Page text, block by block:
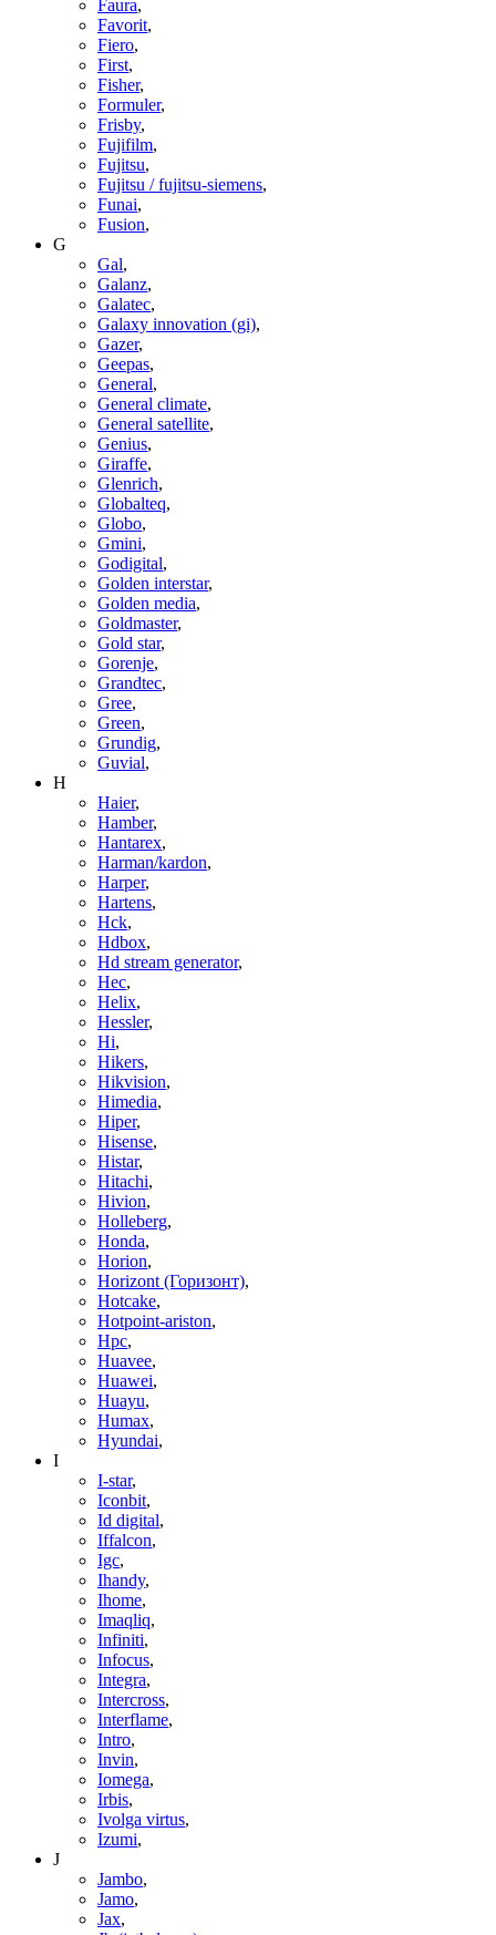
Faura,
Favorit,
Fiero,
First,
Fisher,
Formuler,
Frisby,
Fujifilm,
Fujitsu,
Fujitsu / fujitsu-siemens,
Funai,
Fusion,
G
Gal,
Galanz,
Galatec,
Galaxy innovation (gi),
Gazer,
Geepas,
General,
General climate,
General satellite,
Genius,
Giraffe,
Glenrich,
Globalteq,
Globo,
Gmini,
Godigital,
Golden interstar,
Golden media,
Goldmaster,
Gold star,
Gorenje,
Grandtec,
Gree,
Green,
Grundig,
Guvial,
H
Haier,
Hamber,
Hantarex,
Harman/kardon,
Harper,
Hartens,
Hck,
Hdbox,
Hd stream generator,
Hec,
Helix,
Hessler,
Hi,
Hikers,
Hikvision,
Himedia,
Hiper,
Hisense,
Histar,
Hitachi,
Hivion,
Holleberg,
Honda,
Horion,
Horizont (Горизонт),
Hotcake,
Hotpoint-ariston,
Hpc,
Huavee,
Huawei,
Huayu,
Humax,
Hyundai,
I
I-star,
Iconbit,
Id digital,
Iffalcon,
Igc,
Ihandy,
Ihome,
Imaqliq,
Infiniti,
Infocus,
Integra,
Intercross,
Interflame,
Intro,
Invin,
Iomega,
Irbis,
Ivolga virtus,
Izumi,
J
Jambo,
Jamo,
Jax,